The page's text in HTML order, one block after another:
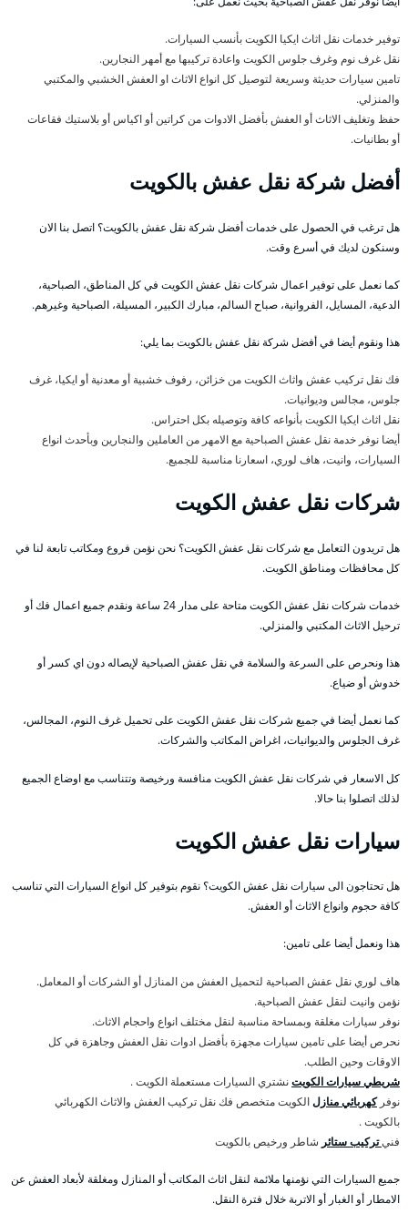
توفير خدمات نقل اثاث ايكيا الكويت بأنسب السيارات.
نقل غرف نوم وغرف جلوس الكويت واعادة تركيبها مع أمهر النجارين.
تامين سيارات حديثة وسريعة لتوصيل كل انواع الاثاث او العفش الخشبي والمكتبي
والمنزلي.
حفظ وتغليف الاثاث أو العفش بأفضل الادوات من كراتين أو اكياس أو بلاستيك فقاعات
أو بطانيات.
أفضل شركة نقل عفش بالكويت
هل ترغب في الحصول على خدمات أفضل شركة نقل عفش بالكويت؟ اتصل بنا الان
وسنكون لديك في أسرع وقت.
كما نعمل على توفير اعمال شركات نقل عفش الكويت في كل المناطق، الصباحية،
الدعية، المسايل، الفروانية، صباح السالم، مبارك الكبير، المسيلة، الصباحية وغيرهم.
هذا ونقوم أيضا في أفضل شركة نقل عفش بالكويت بما يلي:
فك نقل تركيب عفش واثاث الكويت من خزائن، رفوف خشبية أو معدنية أو ايكيا، غرف
جلوس، مجالس وديوانيات.
نقل اثاث ايكيا الكويت بأنواعه كافة وتوصيله بكل احتراس.
أيضا نوفر خدمة نقل عفش الصباحية مع الامهر من العاملين والنجارين وبأحدث انواع
السيارات، وانيت، هاف لوري، اسعارنا مناسبة للجميع.
شركات نقل عفش الكويت
هل تريدون التعامل مع شركات نقل عفش الكويت؟ نحن نؤمن فروع ومكاتب تابعة لنا في
كل محافظات ومناطق الكويت.
خدمات شركات نقل عفش الكويت متاحة على مدار 24 ساعة ونقدم جميع اعمال فك أو
ترحيل الاثاث المكتبي والمنزلي.
هذا ونحرص على السرعة والسلامة في نقل عفش الصباحية لإيصاله دون اي كسر أو
خدوش أو ضياع.
كما نعمل أيضا في جميع شركات نقل عفش الكويت على تحميل غرف النوم، المجالس،
غرف الجلوس والديوانيات، اغراض المكاتب والشركات.
كل الاسعار في شركات نقل عفش الكويت منافسة ورخيصة وتتناسب مع اوضاع الجميع
لذلك اتصلوا بنا حالا.
سيارات نقل عفش الكويت
هل تحتاجون الى سيارات نقل عفش الكويت؟ نقوم بتوفير كل انواع السيارات التي تناسب
كافة حجوم وانواع الاثاث أو العفش.
هذا ونعمل أيضا على تامين:
هاف لوري نقل عفش الصباحية لتحميل العفش من المنازل أو الشركات أو المعامل.
نؤمن وانيت لنقل عفش الصباحية.
نوفر سيارات مغلقة وبمساحة مناسبة لنقل مختلف انواع واحجام الاثاث.
نحرص أيضا على تامين سيارات مجهزة بأفضل ادوات نقل العفش وجاهزة في كل
الاوقات وحين الطلب.
شريطي سيارات الكويتنشتري السيارات مستعملة الكويت .
نوفركهربائي منازلالكويت متخصص فك نقل تركيب العفش والاثاث الكهربائي
بالكويت .
فنيتركيب ستائر شاطر ورخيص بالكويت
جميع السيارات التي نؤمنها ملائمة لنقل اثاث المكاتب أو المنازل ومغلقة لأبعاد العفش عن
الامطار أو الغبار أو الاتربة خلال فترة النقل.